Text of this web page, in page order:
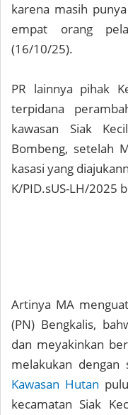
karena masih
empat orang
(16/10/25).
PR lainnya pihak
terpidana
kawasan Siak
Bombeng, setelah
kasasi yang
K/PID.sUS-LH/2025
Artinya MA
(PN) Bengkalis,
dan meyakinkan
melakukan
Kawasan Hutan
kecamatan Siak